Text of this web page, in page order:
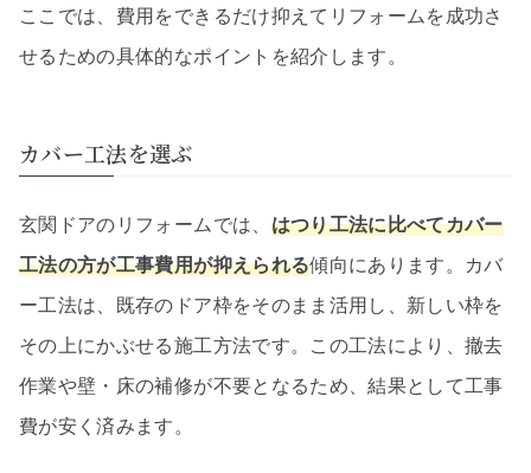
ここでは、費用をできるだけ抑えてリフォームを成功さ
せるための具体的なポイントを紹介します。
カバー工法を選ぶ
玄関ドアのリフォームでは、 はつり工法に比べてカバー
工法の方が工事費用が抑えられる傾向にあります。カバ
ー工法は、既存のドア枠をそのまま活用し、新しい枠を
その上にかぶせる施工方法です。この工法により、撤去
作業や壁・床の補修が不要となるため、結果として工事
費が安く済みます。